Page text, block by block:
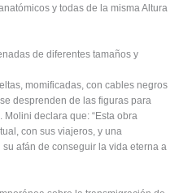
y todas de la misma Altura
de diferentes tamaños y
momificadas, con cables negros
desprenden de las figuras para
declara que: “Esta obra
con sus viajeros, y una
afán de conseguir la vida eterna a